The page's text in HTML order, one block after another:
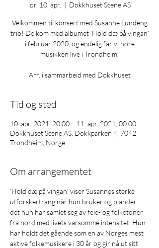
lør. 10. apr.
  |
Dokkhuset Scene AS
Velkommen til konsert med Susanne Lundeng
trio! De kom med albumet ‘Hold dæ på vingan’
i februar 2020, og endelig får vi høre
musikken live i Trondheim.
Arr. i sammarbeid med Dokkhuset
Tid og sted
10. apr. 2021, 20:00 – 11. apr. 2021, 00:00
Dokkhuset Scene AS, Dokkparken 4, 7042
Trondheim, Norge
Om arrangementet
‘Hold dæ på vingan’ viser Susannes sterke
utforskertrang når hun bruker og blander
det hun har samlet seg av fele- og folketoner
fra nord med livets varsomme intensitet. Hun
har holdt det gående som en av Norges mest
aktive folkemusikere i 30 år og gir nå ut sitt